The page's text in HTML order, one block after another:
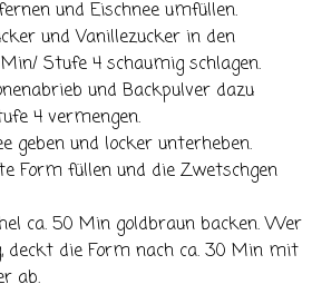
und Eischnee umfüllen.
und Vanillezucker in den
Stufe 4 schaumig schlagen.
und Backpulver dazu
4 vermengen.
geben und locker unterheben.
Form füllen und die Zwetschgen
ca. 50 Min goldbraun backen. Wer
deckt die Form nach ca. 30 Min mit
ab.